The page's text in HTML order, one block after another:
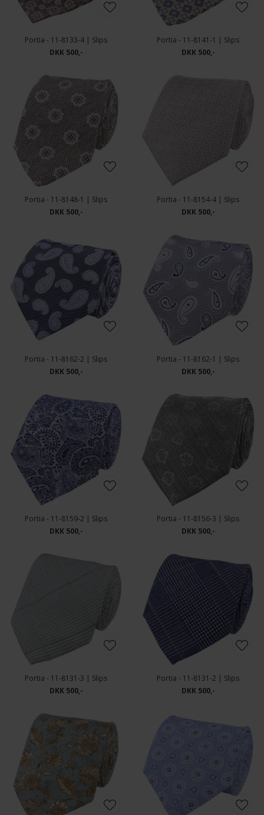
Portia - 11-8133-4 | Slips
DKK 500,-
Portia - 11-8141-1 | Slips
DKK 500,-
Portia - 11-8148-1 | Slips
DKK 500,-
Portia - 11-8154-4 | Slips
DKK 500,-
Portia - 11-8162-2 | Slips
DKK 500,-
Portia - 11-8162-1 | Slips
DKK 500,-
Portia - 11-8159-2 | Slips
DKK 500,-
Portia - 11-8156-3 | Slips
DKK 500,-
Portia - 11-8131-3 | Slips
DKK 500,-
Portia - 11-8131-2 | Slips
DKK 500,-